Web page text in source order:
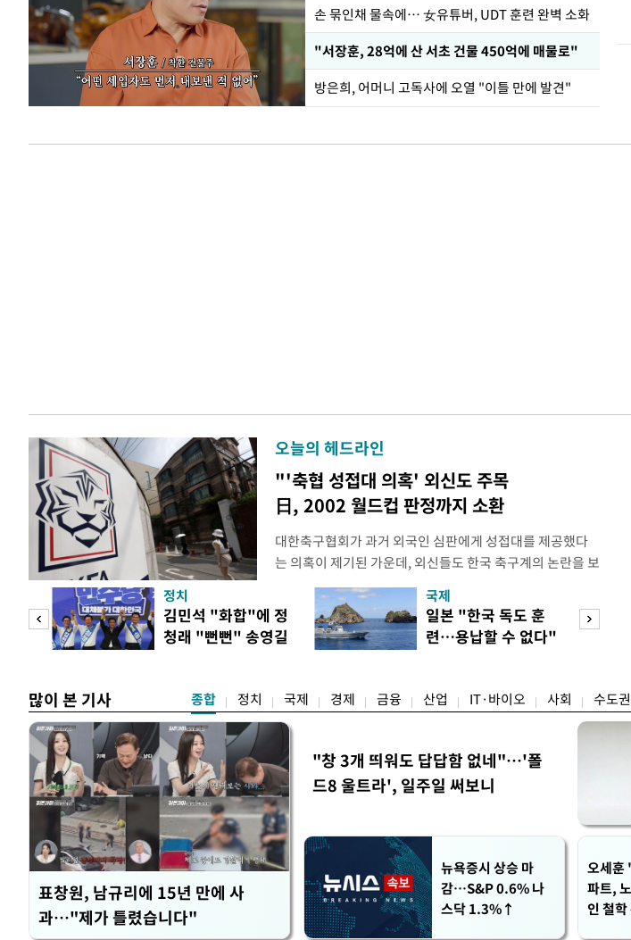
손 묶인채 물속에… 女유튜버, UDT 훈련 완벽 소화
"서장훈, 28억에 산 서초 건물 450억에 매물로"
방은희, 어머니 고독사에 오열 "이틀 만에 발견"
오늘의 헤드라인
"'축협 성접대 의혹' 외신도 주목
日, 2002 월드컵 판정까지 소환
대한축구협회가 과거 외국인 심판에게 성접대를 제공했다
는 의혹이 제기된 가운데, 외신들도 한국 축구계의 논란을 보
도하면서 파장이 커지고 있다. 지난 6일 JTBC는 문화체육관
광부가 2016년 작성한 감사보고서를 바탕으로 축구협회가
2011년 3월부터 2012년 3월까지 1년 동안 국가대표팀 경기
에 참여한 외국인 심판들에게 성접대를 한 정황이 드러났다
정치
김민석 "화합"에 정
청래 "뻔뻔" 송영길
국제
일본 "한국 독도 훈
련…용납할 수 없다"
많이 본 기사 종합 정치 국제 경제 금융 산업 IT·바이오 사회 수도권
표창원, 남규리에 15년 만에 사
과…"제가 틀렸습니다"
"창 3개 띄워도 답답함 없네"…'폴
드8 울트라', 일주일 써보니
뉴욕증시 상승 마
감…S&P 0.6% 나
스닥 1.3%↑
오세훈
파트,
인 철